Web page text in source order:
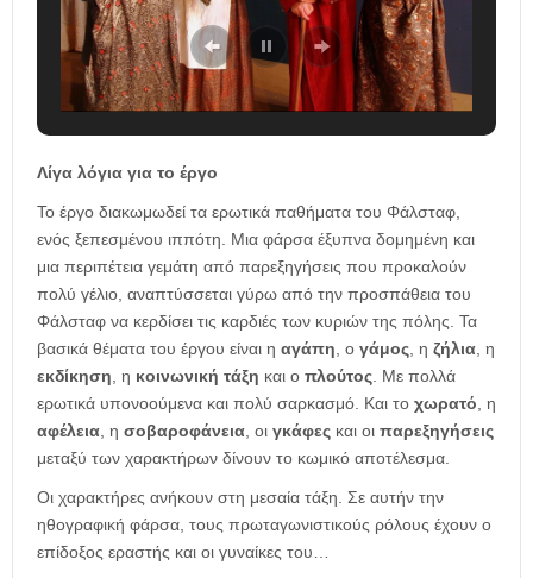
Λίγα λόγια για το έργο
Το έργο διακωμωδεί τα ερωτικά παθήματα του Φάλσταφ,
ενός ξεπεσμένου ιππότη. Μια φάρσα έξυπνα δομημένη και
μια περιπέτεια γεμάτη από παρεξηγήσεις που προκαλούν
πολύ γέλιο, αναπτύσσεται γύρω από την προσπάθεια του
Φάλσταφ να κερδίσει τις καρδιές των κυριών της πόλης. Τα
βασικά θέματα του έργου είναι η αγάπη , ο γάμος , η ζήλια , η
εκδίκηση , η κοινωνική τάξη και ο πλούτος . Με πολλά
ερωτικά υπονοούμενα και πολύ σαρκασμό. Και το χωρατό , η
αφέλεια , η σοβαροφάνεια , οι γκάφες και οι παρεξηγήσεις
μεταξύ των χαρακτήρων δίνουν το κωμικό αποτέλεσμα.
Οι χαρακτήρες ανήκουν στη μεσαία τάξη. Σε αυτήν την
ηθογραφική φάρσα, τους πρωταγωνιστικούς ρόλους έχουν ο
επίδοξος εραστής και οι γυναίκες του…